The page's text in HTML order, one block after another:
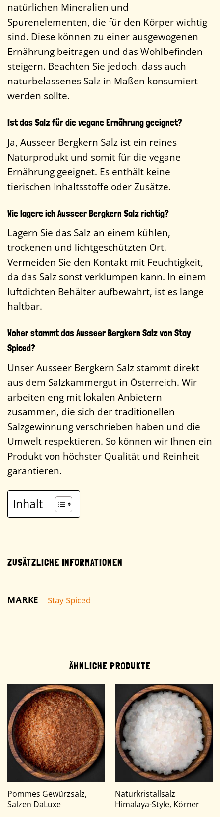
natürlichen Mineralien und
Spurenelementen, die für den Körper wichtig
sind. Diese können zu einer ausgewogenen
Ernährung beitragen und das Wohlbefinden
steigern. Beachten Sie jedoch, dass auch
naturbelassenes Salz in Maßen konsumiert
werden sollte.
Ist das Salz für die vegane Ernährung geeignet?
Ja, Ausseer Bergkern Salz ist ein reines
Naturprodukt und somit für die vegane
Ernährung geeignet. Es enthält keine
tierischen Inhaltsstoffe oder Zusätze.
Wie lagere ich Ausseer Bergkern Salz richtig?
Lagern Sie das Salz an einem kühlen,
trockenen und lichtgeschützten Ort.
Vermeiden Sie den Kontakt mit Feuchtigkeit,
da das Salz sonst verklumpen kann. In einem
luftdichten Behälter aufbewahrt, ist es lange
haltbar.
Woher stammt das Ausseer Bergkern Salz von Stay
Spiced?
Unser Ausseer Bergkern Salz stammt direkt
aus dem Salzkammergut in Österreich. Wir
arbeiten eng mit lokalen Anbietern
zusammen, die sich der traditionellen
Salzgewinnung verschrieben haben und die
Umwelt respektieren. So können wir Ihnen ein
Produkt von höchster Qualität und Reinheit
garantieren.
Inhalt
ZUSÄTZLICHE INFORMATIONEN
MARKE Stay Spiced
ÄHNLICHE PRODUKTE
Pommes Gewürzsalz,
Salzen DaLuxe
Naturkristallsalz
Himalaya-Style, Körner